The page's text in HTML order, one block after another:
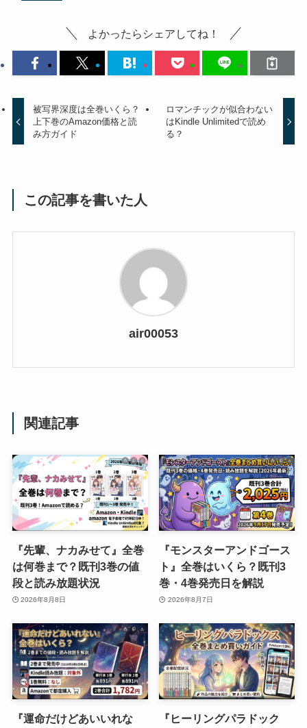
よかったらシェアしてね！
被写界深度は全巻いくら？
上下巻のAmazon価格と読
み方ガイド
ロマンチックが似合わない
はKindle Unlimitedで読め
る？
この記事を書いた人
air00053
関連記事
『先輩、ナカみせて』全巻
は何巻まで？既刊3巻の値
段と読み放題状況
2026年8月8日
『モンスターアンドゴース
ト』全巻はいくら？既刊3
巻・4巻発売日を解説
2026年8月7日
『運命だけどあいいれな
『ヒーリングパラドック